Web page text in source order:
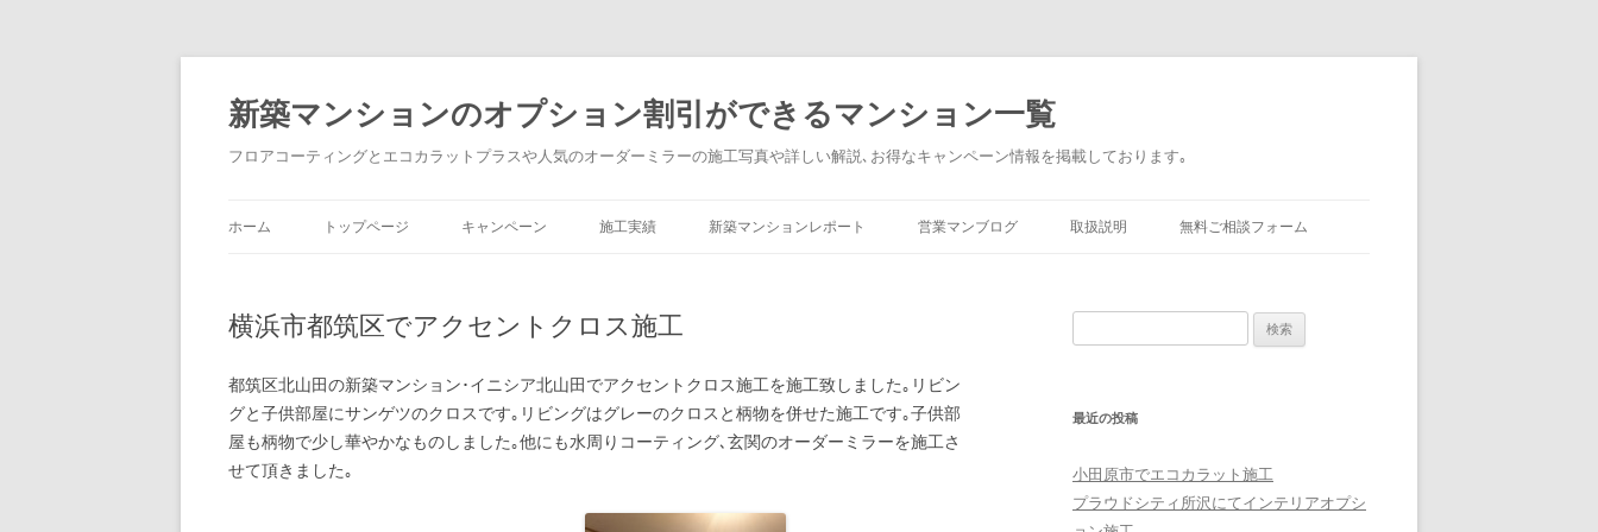
新築マンションのオプション割引ができるマンション一覧
フロアコーティングとエコカラットプラスや人気のオーダーミラーの施工写真や詳しい解説､お得なキャンペーン情報を掲載しております｡
ホーム トップページ キャンペーン 施工実績 新築マンションレポート 営業マンブログ 取扱説明 無料ご相談フォーム
横浜市都筑区でアクセントクロス施工
都筑区北山田の新築マンション･イニシア北山田でアクセントクロス施工を施工致しました｡リビン
グと子供部屋にサンゲツのクロスです｡リビングはグレーのクロスと柄物を併せた施工です｡子供部
屋も柄物で少し華やかなものしました｡他にも水周りコーティング､玄関のオーダーミラーを施工さ
せて頂きました｡
最近の投稿
小田原市でエコカラット施工
プラウドシティ所沢にてインテリアオプシ